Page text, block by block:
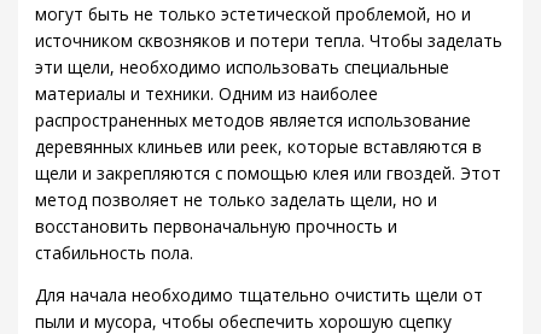
могут быть не только эстетической проблемой, но и
источником сквозняков и потери тепла. Чтобы заделать
эти щели, необходимо использовать специальные
материалы и техники. Одним из наиболее
распространенных методов является использование
деревянных клиньев или реек, которые вставляются в
щели и закрепляются с помощью клея или гвоздей. Этот
метод позволяет не только заделать щели, но и
восстановить первоначальную прочность и
стабильность пола.
Для начала необходимо тщательно очистить щели от
пыли и мусора, чтобы обеспечить хорошую сцепку